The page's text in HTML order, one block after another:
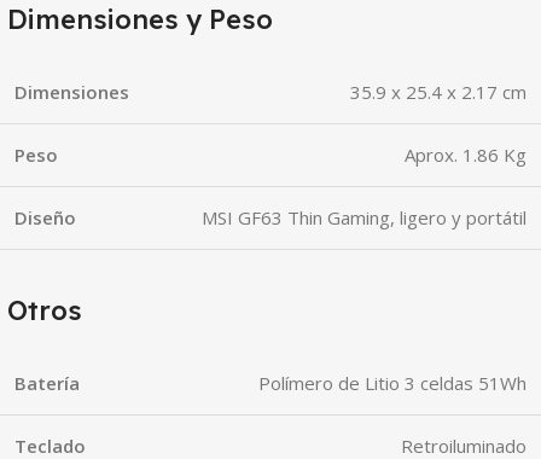
Dimensiones y Peso
Dimensiones 35.9 x 25.4 x 2.17 cm
Peso Aprox. 1.86 Kg
Diseño MSI GF63 Thin Gaming, ligero y portátil
Otros
Batería Polímero de Litio 3 celdas 51Wh
Teclado Retroiluminado